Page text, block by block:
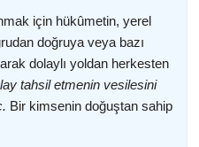
için hükûmetin, yerel
doğruya veya bazı
dolaylı yoldan herkesten
tahsil etmenin vesilesini
Bir kimsenin doğuştan sahip